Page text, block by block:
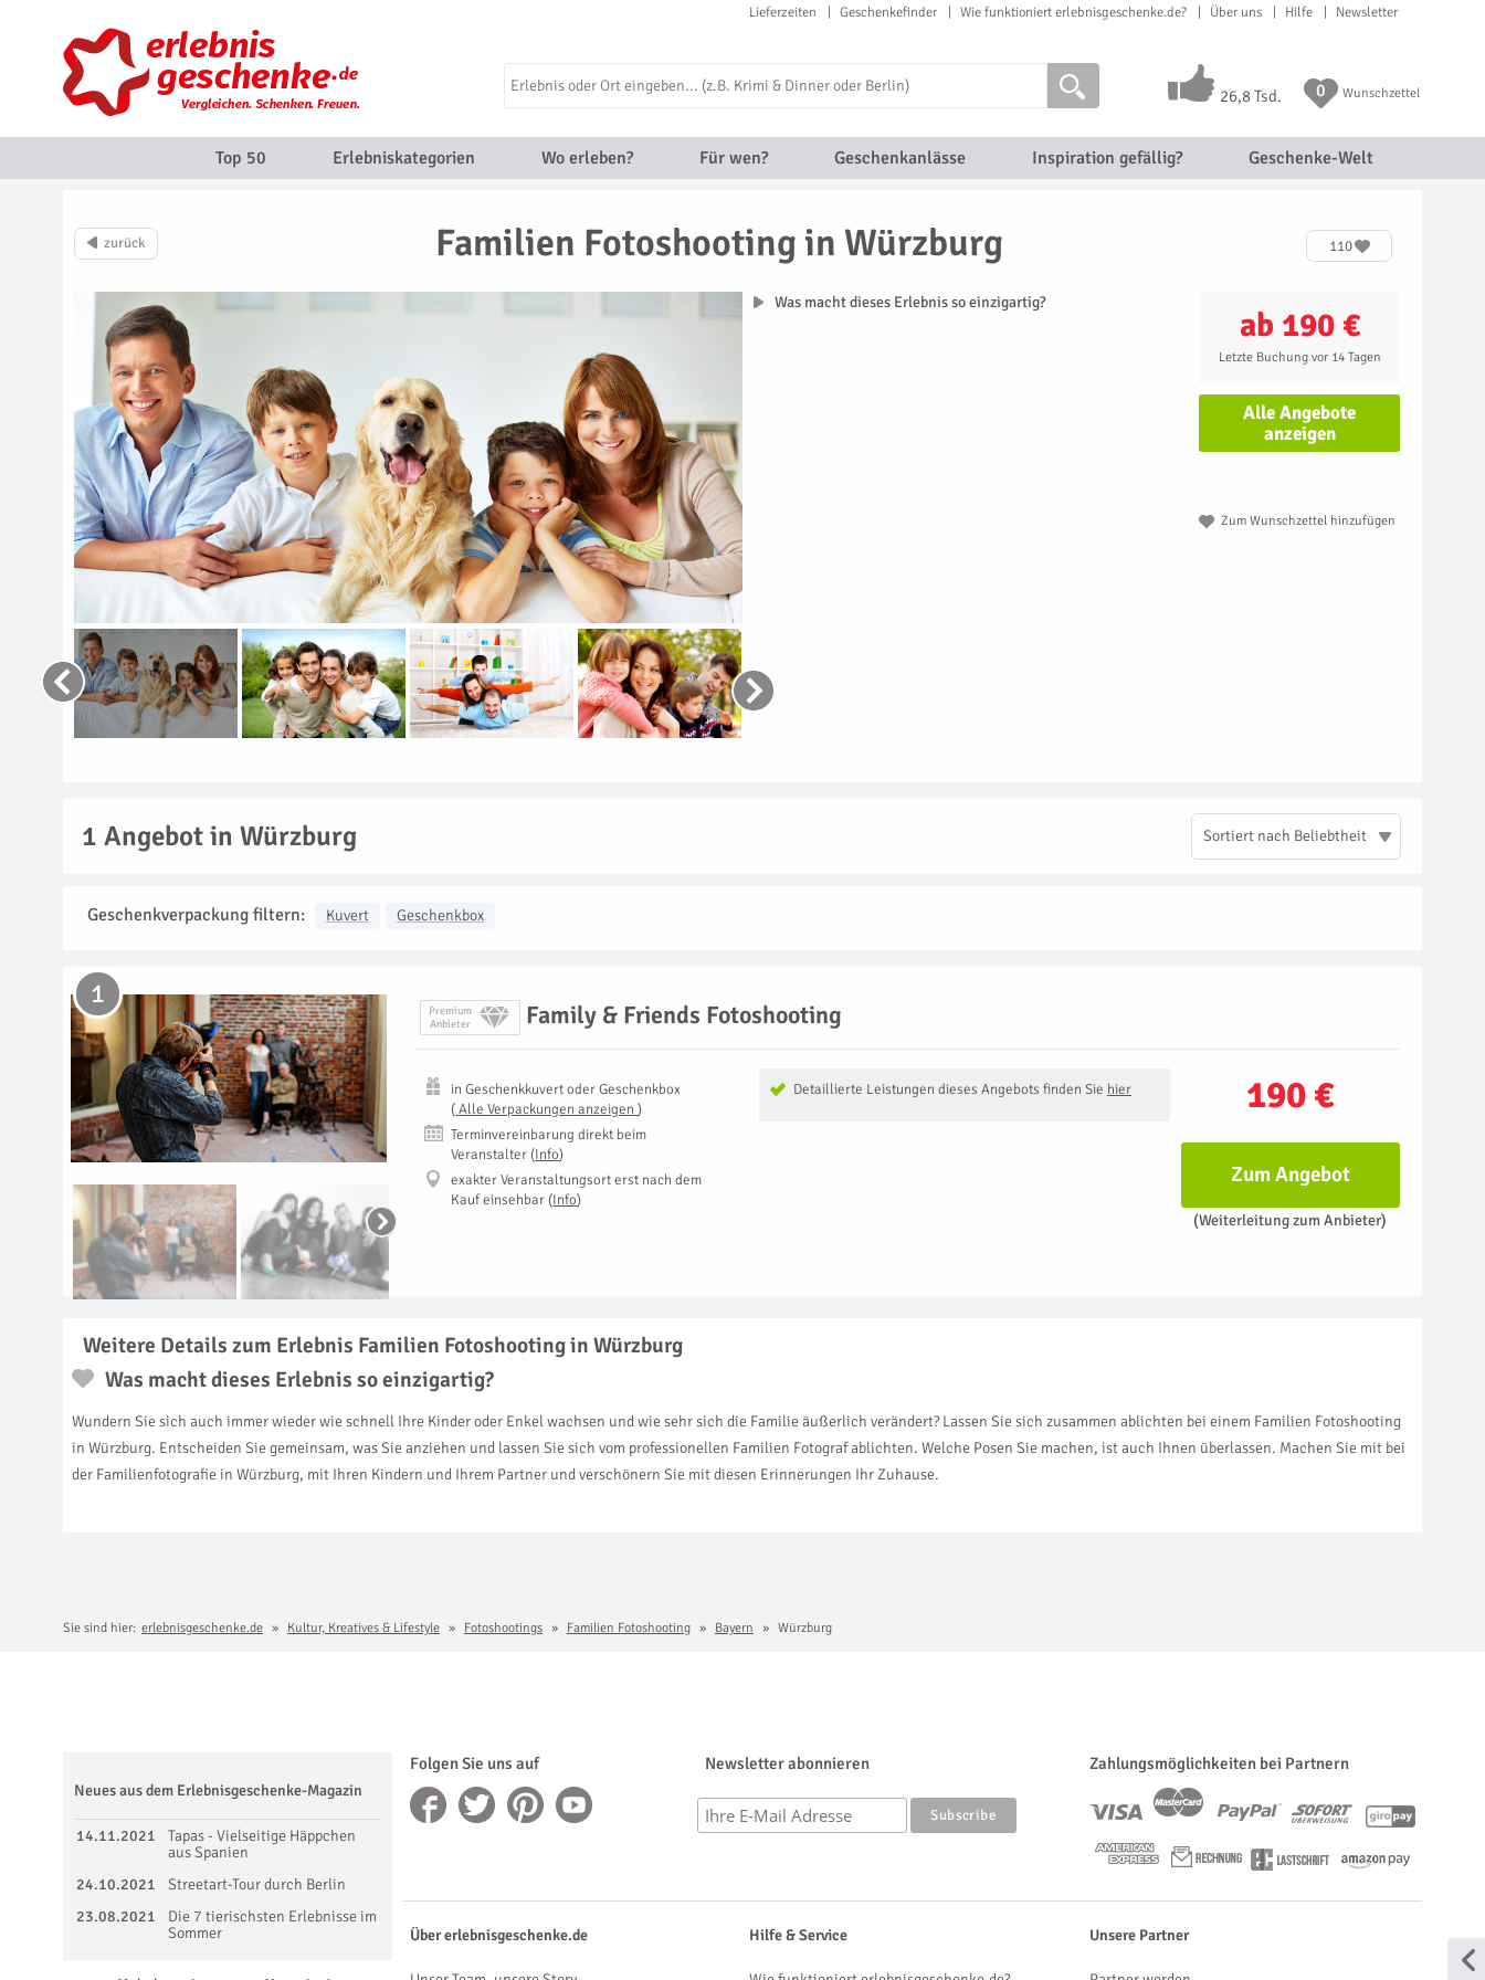
Lieferzeiten Geschenkefinder Wie funktioniert erlebnisgeschenke.de? Über uns Hilfe Newsletter
26,8 Tsd. 0 Wunschzettel
Top 50 Erlebniskategorien Wo erleben? Für wen? Geschenkanlässe Inspiration gefällig? Geschenke-Welt
Familien Fotoshooting in Würzburg 110
ab 190 €
Letzte Buchung vor 14 Tagen
Alle Angebote
anzeigen
Zum Wunschzettel hinzufügen
Was macht dieses Erlebnis so einzigartig?
1 Angebot in Würzburg Sortiert nach Beliebtheit
Geschenkverpackung filtern: Kuvert Geschenkbox
Premium
Anbieter
Family & Friends Fotoshooting
1
190 €
Detaillierte Leistungen dieses Angebots finden Sie hier
inGeschenkkuvert oder Geschenkbox
( Alle Verpackungen anzeigen )
Terminvereinbarung direkt beim
Veranstalter (Info)
exakter Veranstaltungsort erst nach dem
Kauf einsehbar (Info)
Zum Angebot
(Weiterleitung zum Anbieter)
Weitere Details zum Erlebnis Familien Fotoshooting in Würzburg
Was macht dieses Erlebnis so einzigartig?
Wundern Sie sich auch immer wieder wie schnell Ihre Kinder oder Enkel wachsen und wie sehr sich die Familie äußerlich verändert? Lassen Sie sich zusammen ablichten bei einem Familien Fotoshooting
in Würzburg. Entscheiden Sie gemeinsam, was Sie anziehen und lassen Sie sich vom professionellen Familien Fotograf ablichten. Welche Posen Sie machen, ist auch Ihnen überlassen. Machen Sie mit bei
der Familienfotografie in Würzburg, mit Ihren Kindern und Ihrem Partner und verschönern Sie mit diesen Erinnerungen Ihr Zuhause.
Sie sind hier: erlebnisgeschenke.de Kultur, Kreatives & Lifestyle Fotoshootings Familien Fotoshooting Bayern Würzburg
Folgen Sie uns auf Newsletter abonnieren Zahlungsmöglichkeiten bei Partnern
Neues aus dem Erlebnisgeschenke-Magazin
14.11.2021
Tapas - Vielseitige Häppchen
aus Spanien
24.10.2021
Streetart-Tour durch Berlin
23.08.2021
Die 7 tierischsten Erlebnisse im
Sommer
Über erlebnisgeschenke.de Hilfe & Service Unsere Partner